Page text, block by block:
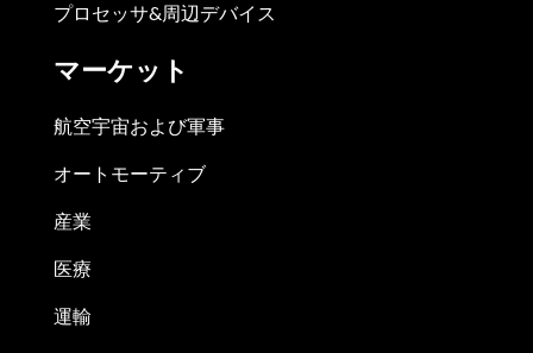
プロセッサ&周辺デバイス
マーケット
航空宇宙および軍事
オートモーティブ
産業
医療
運輸